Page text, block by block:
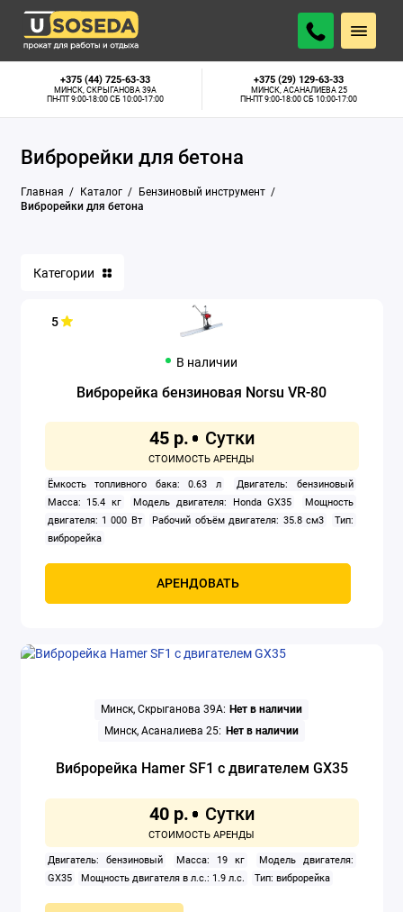
+375 (44) 725-63-33
МИНСК, СКРЫГАНОВА 39А
ПН-ПТ 9:00-18:00 СБ 10:00-17:00
+375 (29) 129-63-33
МИНСК, АСАНАЛИЕВА 25
ПН-ПТ 9:00-18:00 СБ 10:00-17:00
Виброрейки для бетона
Главная Каталог
Бензиновый инструмент
Виброрейки для бетона
Бензопилы
Виброплиты
Виброрейки для бетона
Газонокосилки бензиновые
Генераторы
Мотопомпы
Скарификаторы-аэраторы бензиновые
Триммеры бензиновые
Категории
5
В наличии
Виброрейка бензиновая Norsu VR-80
45 р.
Ёмкость топливного бака: 0.63 л
Двигатель: бензиновый
Масса: 15.4 кг
Модель двигателя: Honda GX35
Мощность
двигателя: 1 000 Вт
Рабочий объём двигателя: 35.8 см3
Тип:
виброрейка
АРЕНДОВАТЬ
Минск, Скрыганова 39А: Нет в наличии
Минск, Асаналиева 25: Нет в наличии
Виброрейка Hamer SF1 с двигателем GX35
40 р.
Двигатель: бензиновый Масса: 19 кг
Модель двигателя:
GX35
Мощность двигателя в л.с.: 1.9 л.с. Тип: виброрейка